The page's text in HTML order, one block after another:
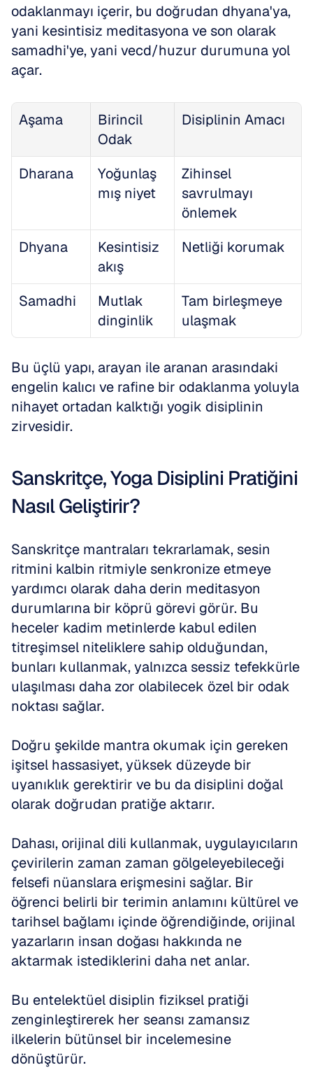
odaklanmayı içerir, bu doğrudan dhyana'ya,
yani kesintisiz meditasyona ve son olarak
samadhi'ye, yani vecd/huzur durumuna yol
açar.
Aşama
Birincil
Odak
Disiplinin Amacı
Dharana
Yoğunlaş
mış niyet
Zihinsel
savrulmayı
önlemek
Dhyana
Kesintisiz
akış
Netliği korumak
Samadhi
Mutlak
dinginlik
Tam birleşmeye
ulaşmak
Bu üçlü yapı, arayan ile aranan arasındaki
engelin kalıcı ve rafine bir odaklanma yoluyla
nihayet ortadan kalktığı yogik disiplinin
zirvesidir.
Sanskritçe, Yoga Disiplini Pratiğini
Nasıl Geliştirir?
Sanskritçe mantraları tekrarlamak, sesin
ritmini kalbin ritmiyle senkronize etmeye
yardımcı olarak daha derin meditasyon
durumlarına bir köprü görevi görür. Bu
heceler kadim metinlerde kabul edilen
titreşimsel niteliklere sahip olduğundan,
bunları kullanmak, yalnızca sessiz tefekkürle
ulaşılması daha zor olabilecek özel bir odak
noktası sağlar.
Doğru şekilde mantra okumak için gereken
işitsel hassasiyet, yüksek düzeyde bir
uyanıklık gerektirir ve bu da disiplini doğal
olarak doğrudan pratiğe aktarır.
Dahası, orijinal dili kullanmak, uygulayıcıların
çevirilerin zaman zaman gölgeleyebileceği
felsefi nüanslara erişmesini sağlar. Bir
öğrenci belirli bir terimin anlamını kültürel ve
tarihsel bağlamı içinde öğrendiğinde, orijinal
yazarların insan doğası hakkında ne
aktarmak istediklerini daha net anlar.
Bu entelektüel disiplin fiziksel pratiği
zenginleştirerek her seansı zamansız
ilkelerin bütünsel bir incelemesine
dönüştürür.